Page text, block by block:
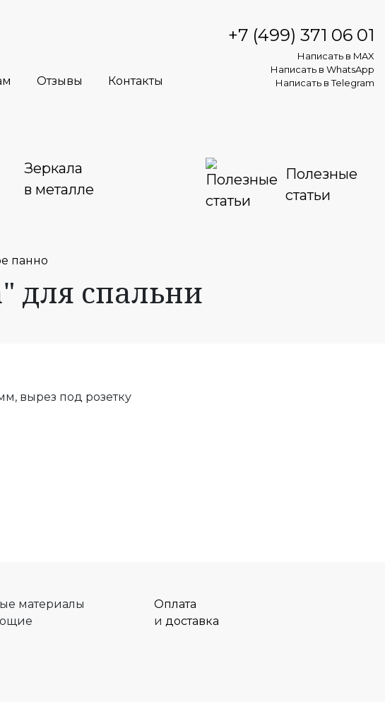
Отзывы Контакты
+7 (499) 371 06 01
Написать в MAX
Написать в WhatsApp
Написать в Telegram
Зеркала
в металле
Полезные
статьи
панно
для спальни
вырез под розетку
материалы
Оплата
и доставка